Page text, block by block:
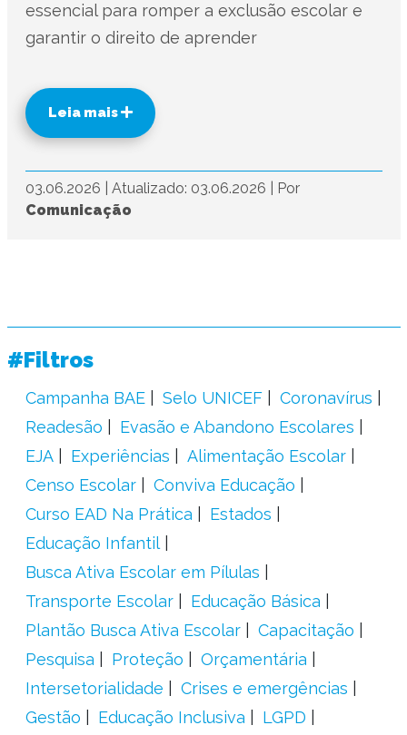
essencial para romper a exclusão escolar e
garantir o direito de aprender
Leia mais
03.06.2026 Atualizado: 03.06.2026
Por
Comunicação
#Filtros
Campanha BAE Selo UNICEF
Coronavírus
Readesão
Evasão e Abandono Escolares
EJA
Experiências
Alimentação Escolar
Censo Escolar
Conviva Educação
Curso EAD Na Prática
Estados
Educação Infantil
Busca Ativa Escolar em Pílulas
Transporte Escolar
Educação Básica
Plantão Busca Ativa Escolar
Capacitação
Pesquisa
Proteção
Orçamentária
Intersetorialidade
Crises e emergências
Gestão
Educação Inclusiva
LGPD